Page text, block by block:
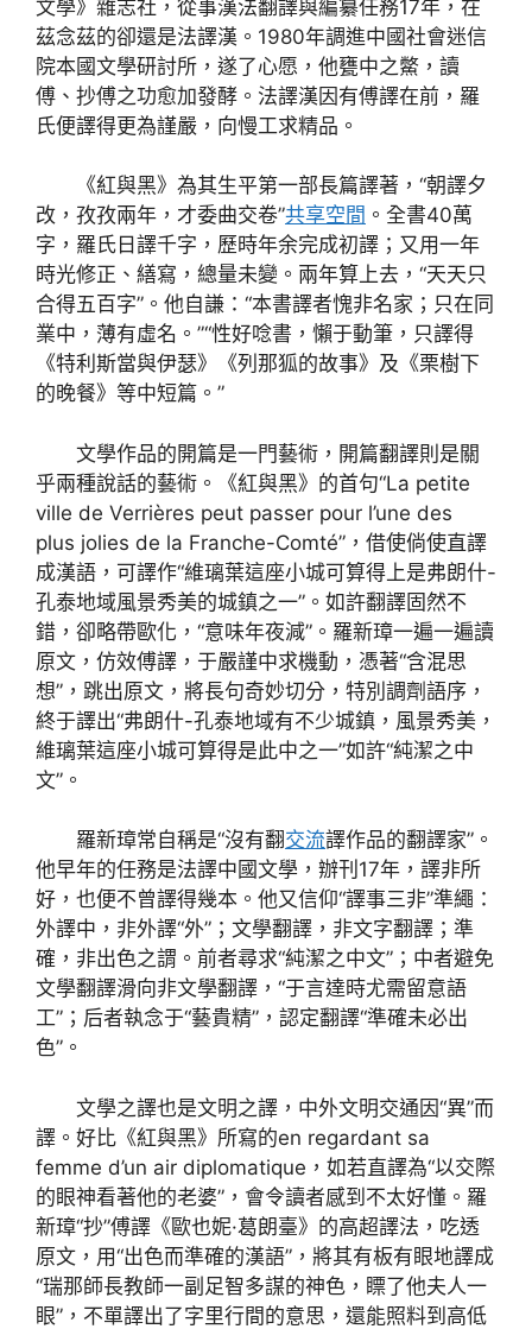
文學》雜志社，從事漢法翻譯與編纂任務17年，在
茲念茲的卻還是法譯漢。1980年調進中國社會迷信
院本國文學研討所，遂了心愿，他甕中之鱉，讀
傅、抄傅之功愈加發酵。法譯漢因有傅譯在前，羅
氏便譯得更為謹嚴，向慢工求精品。
《紅與黑》為其生平第一部長篇譯著，“朝譯夕
改，孜孜兩年，才委曲交卷”共享空間 。全書40萬
字，羅氏日譯千字，歷時年余完成初譯；又用一年
時光修正、繕寫，總量未變。兩年算上去，“天天只
合得五百字”。他自謙：“本書譯者愧非名家；只在同
業中，薄有虛名。”“性好唸書，懶于動筆，只譯得
《特利斯當與伊瑟》《列那狐的故事》及《栗樹下
的晚餐》等中短篇。”
文學作品的開篇是一門藝術，開篇翻譯則是關
乎兩種說話的藝術。《紅與黑》的首句“La petite
ville de Verrières peut passer pour l’une des
plus jolies de la Franche-Comté”，借使倘使直譯
成漢語，可譯作“維璃葉這座小城可算得上是弗朗什-
孔泰地域風景秀美的城鎮之一”。如許翻譯固然不
錯，卻略帶歐化，“意味年夜減”。羅新璋一遍一遍讀
原文，仿效傅譯，于嚴謹中求機動，憑著“含混思
想”，跳出原文，將長句奇妙切分，特別調劑語序，
終于譯出“弗朗什-孔泰地域有不少城鎮，風景秀美，
維璃葉這座小城可算得是此中之一”如許“純潔之中
文”。
羅新璋常自稱是“沒有翻交流譯作品的翻譯家”。
他早年的任務是法譯中國文學，辦刊17年，譯非所
好，也便不曾譯得幾本。他又信仰“譯事三非”準繩：
外譯中，非外譯“外”；文學翻譯，非文字翻譯；準
確，非出色之謂。前者尋求“純潔之中文”；中者避免
文學翻譯滑向非文學翻譯，“于言達時尤需留意語
工”；后者執念于“藝貴精”，認定翻譯“準確未必出
色”。
文學之譯也是文明之譯，中外文明交通因“異”而
譯。好比《紅與黑》所寫的en regardant sa
femme d’un air diplomatique，如若直譯為“以交際
的眼神看著他的老婆”，會令讀者感到不太好懂。羅
新璋“抄”傅譯《歐也妮·葛朗臺》的高超譯法，吃透
原文，用“出色而準確的漢語”，將其有板有眼地譯成
“瑞那師長教師一副足智多謀的神色，瞟了他夫人一
眼”，不單譯出了字里行間的意思，還能照料到高低